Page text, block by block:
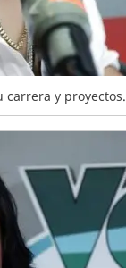
carrera y proyectos.